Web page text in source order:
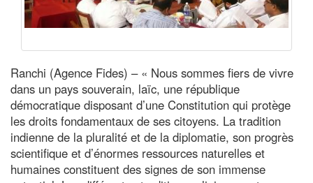
Ranchi (Agence Fides) – « Nous sommes fiers de vivre
dans un pays souverain, laïc, une république
démocratique disposant d’une Constitution qui protège
les droits fondamentaux de ses citoyens. La tradition
indienne de la pluralité et de la diplomatie, son progrès
scientifique et d’énormes ressources naturelles et
humaines constituent des signes de son immense